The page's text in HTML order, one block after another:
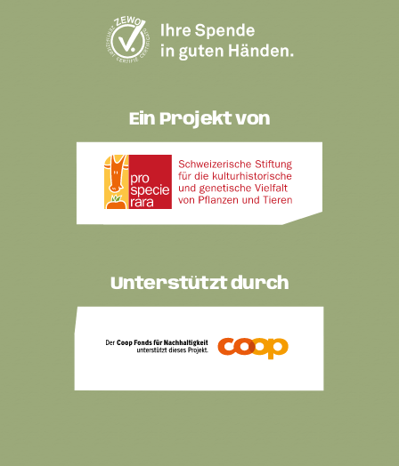
Ein Projekt von
Unterstützt durch